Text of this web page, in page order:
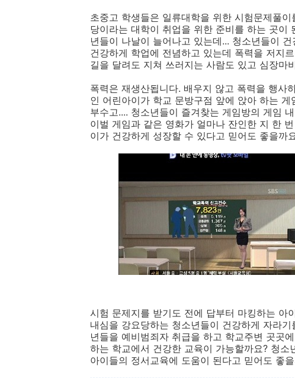
초중고 학생들은 일류대학을 위한 시험문제풀
당이라는 대학이 취업을 위한 준비를 하는 곳이
년들이 나날이 늘어나고 있는데... 청소년들이
건강하게 학업에 전념하고 있는데 폭력을 저지
길을 달려도 지쳐 쓰러지는 사람도 있고 심장마
폭력은 재생산됩니다. 배우지 않고 폭력을 행사
인 어린아이가 학교 문방구점 앞에 앉아 하는
부수고.... 청소년들이 즐겨찾는 게임방의 게임
이벌 게임과 같은 영화가 얼마나 잔인한 지 한
이가 건강하게 성장할 수 있다고 믿어도 좋을까
시험 문제지를 받기도 전에 답부터 마킹하는 아
내심을 강요당하는 청소년들이 건강하게 자라
년들을 예비범죄자 취급을 하고 학교주변 곳곳
하는 학교에서 건강한 교육이 가능할까요? 청
아이들의 정서교육에 도움이 된다고 믿어도 좋